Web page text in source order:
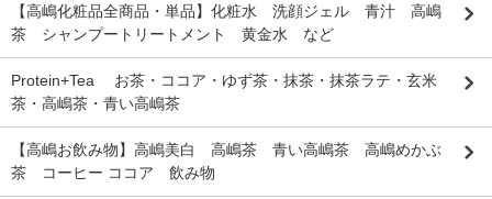
【高嶋化粧品全商品・単品】化粧水 洗顔ジェル 青汁 高嶋
茶 シャンプートリートメント 黄金水 など
Protein+Tea お茶・ココア・ゆず茶・抹茶・抹茶ラテ・玄米
茶・高嶋茶・青い高嶋茶
【高嶋お飲み物】高嶋美白 高嶋茶 青い高嶋茶 高嶋めかぶ
茶 コーヒー ココア 飲み物